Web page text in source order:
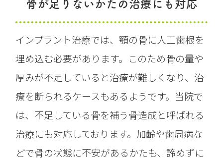
骨が足りないかたの治療にも対応
インプラント治療では、顎の骨に人工歯根を
埋め込む必要があります。このため骨の量や
厚みが不足していると治療が難しくなり、治
療を断られるケースもあるようです。当院で
は、不足している骨を補う骨造成と呼ばれる
治療にも対応しております。加齢や歯周病な
どで骨の状態に不安があるかたも、諦めずに